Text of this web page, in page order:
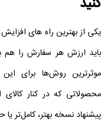
کنید
یکی از بهترین راه‌ های
باید ارزش هر سفارش را
موثرترین روش‌ها برای
محصولاتی که در کنار
پیشنهاد نسخه بهتر، کامل‌تر